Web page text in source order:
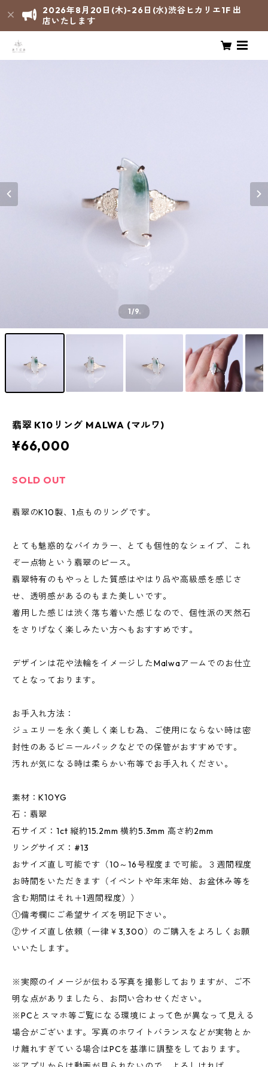
2026年8月20日(木)-26日(水)渋谷ヒカリエ1F 出
店いたします
1/9
翡翠 K10リング MALWA (マルワ)
¥66,000
SOLD OUT
翡翠のK10製、1点ものリングです。
とても魅惑的なバイカラー、とても個性的なシェイプ、これ
ぞ一点物という翡翠のピース。
翡翠特有のもやっとした質感はやはり品や高級感を感じさ
せ、透明感があるのもまた美しいです。
着用した感じは渋く落ち着いた感じなので、個性派の天然石
をさりげなく楽しみたい方へもおすすめです。
デザインは花や法輪をイメージしたMalwaアームでのお仕立
てとなっております。
お手入れ方法：
ジュエリーを永く美しく楽しむ為、ご使用にならない時は密
封性のあるビニールパックなどでの保管がおすすめです。
汚れが気になる時は柔らかい布等でお手入れください。
素材：K10YG
石：翡翠
石サイズ：1ct 縦約15.2mm 横約5.3mm 高さ約2mm
リングサイズ：#13
おサイズ直し可能です（10～16号程度まで可能。３週間程度
お時間をいただきます（イベントや年末年始、お盆休み等を
含む期間はそれ＋1週間程度））
①備考欄にご希望サイズを明記下さい。
②サイズ直し依頼（一律￥3,300）のご購入をよろしくお願
いいたします。
※実際のイメージが伝わる写真を撮影しておりますが、ご不
明な点がありましたら、お問い合わせください。
※PCとスマホ等ご覧になる環境によって色が異なって見える
場合がございます。写真のホワイトバランスなどが実物とか
け離れすぎている場合はPCを基準に調整をしております。